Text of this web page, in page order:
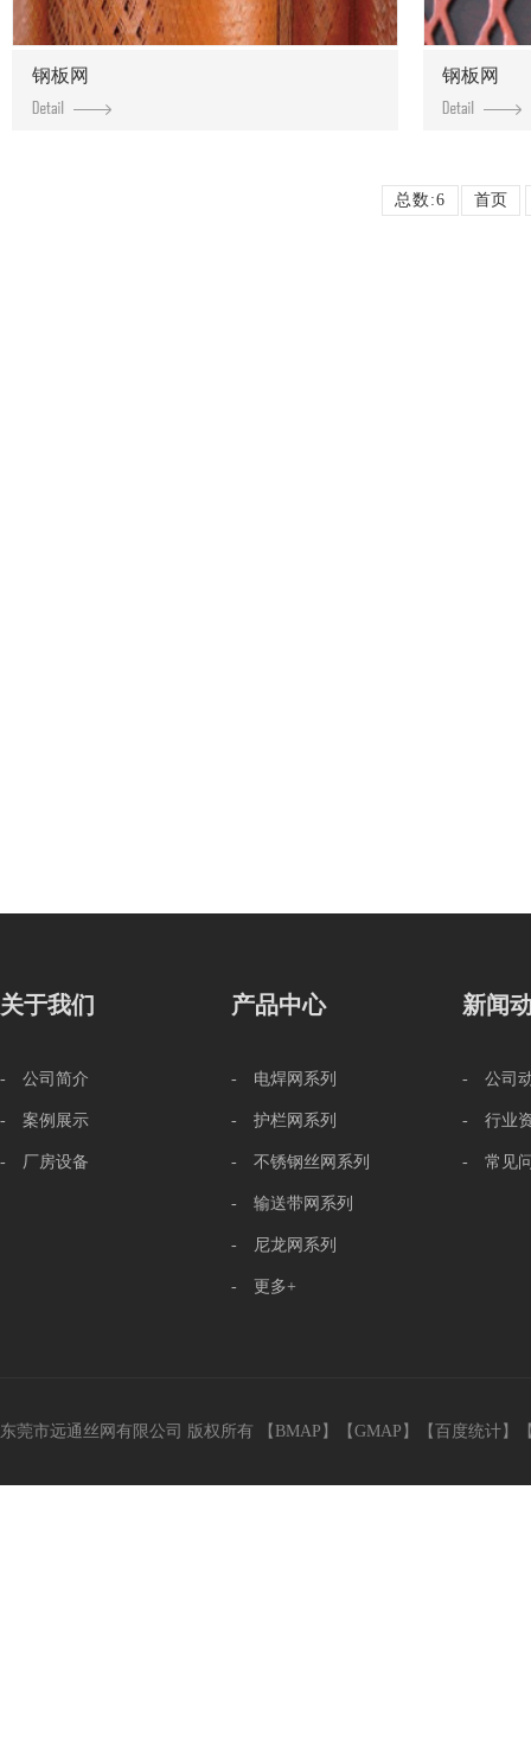
钢板网 钢板网
总数:6 首页
关于我们
- 公司简介
- 案例展示
- 厂房设备
产品中心
- 电焊网系列
- 护栏网系列
- 不锈钢丝网系列
- 输送带网系列
- 尼龙网系列
- 更多+
新闻
- 公司
- 行业
- 常见
东莞市远通丝网有限公司 版权所有 【 BMAP 】【 GMAP 】【 百度统计 】